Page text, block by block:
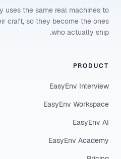
uses the same real machines to
craft, so they become the ones
who actually ship.
PRODUCT
EasyEnv Interview
EasyEnv Workspace
EasyEnv AI
EasyEnv Academy